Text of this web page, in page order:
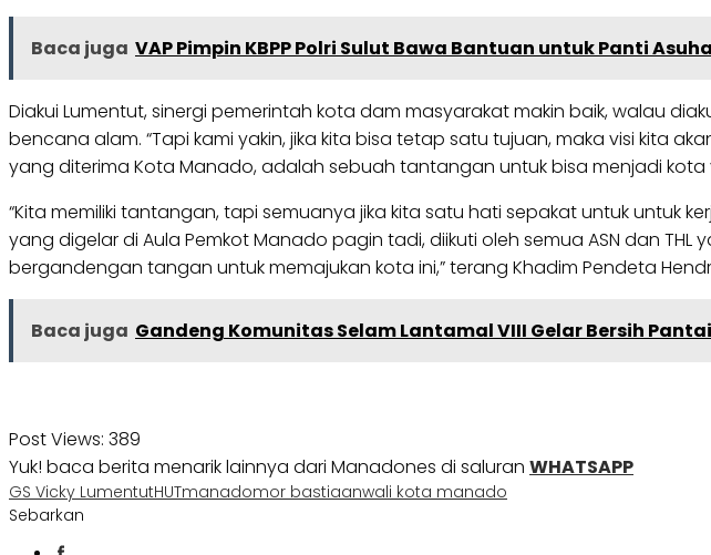
Baca juga VAP Pimpin KBPP Polri Sulut Bawa Bantuan untuk Panti
Diakui Lumentut, sinergi pemerintah kota dam masyarakat makin baik, walau
bencana alam. “Tapi kami yakin, jika kita bisa tetap satu tujuan, maka visi kita
yang diterima Kota Manado, adalah sebuah tantangan untuk bisa menjadi
“Kita memiliki tantangan, tapi semuanya jika kita satu hati sepakat untuk untuk
yang digelar di Aula Pemkot Manado pagin tadi, diikuti oleh semua ASN dan
bergandengan tangan untuk memajukan kota ini,” terang Khadim Pendeta
Baca juga Gandeng Komunitas Selam Lantamal VIII Gelar Bersih
Post Views: 389
Yuk! baca berita menarik lainnya dari Manadones di saluran WHATSAPP
GS Vicky LumentutHUTmanadomor bastiaanwali kota manado
Sebarkan